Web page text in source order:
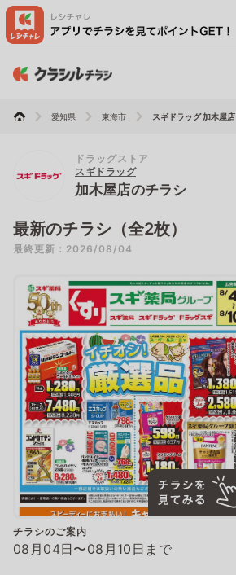
愛知県 東海市 スギドラッグ 加木屋店
ドラッグストア
スギドラッグ
加木屋店のチラシ
最新のチラシ（全2枚）
最終更新：2026/08/04
チラシのご案内
08月04日〜08月10日まで